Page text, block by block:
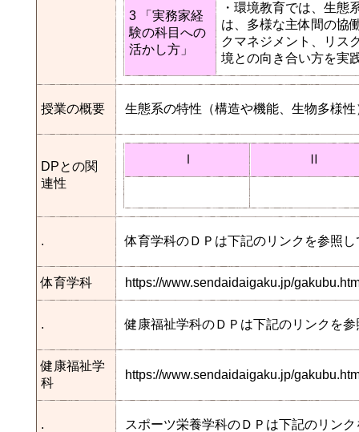
3 「実務家経
験の科目への
活かし方」
・環境教育では、生態
は、多様な主体間の協
クマネジメント、リス
境との向き合い方を実
授業の概要 生態系の特性（構造や機能、生物多様
DPとの関
連性
Ⅰ Ⅱ
. 体育学科のＤＰは下記のリンクを参照
体育学科 https://www.sendaidaigaku.jp/
. 健康福祉学科のＤＰは下記のリンクを
健康福祉学
科
https://www.sendaidaigaku.jp/
. スポーツ栄養学科のＤＰは下記のリン